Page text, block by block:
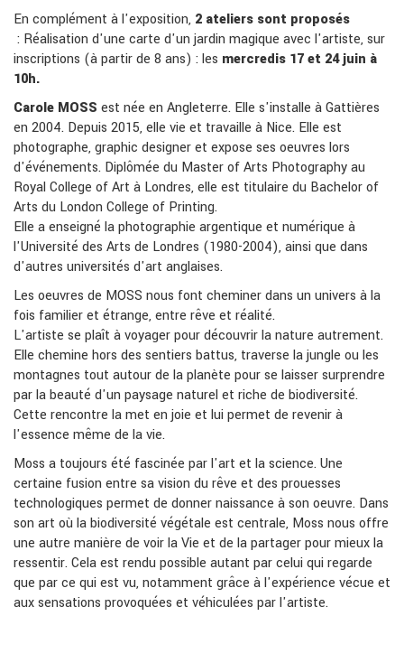
En complément à l'exposition, 2 ateliers sont proposés
: Réalisation d'une carte d'un jardin magique avec l'artiste, sur
inscriptions (à partir de 8 ans) : les mercredis 17 et 24 juin à
10h.
Carole MOSS est née en Angleterre. Elle s'installe à Gattières
en 2004. Depuis 2015, elle vie et travaille à Nice. Elle est
photographe, graphic designer et expose ses oeuvres lors
d'événements. Diplômée du Master of Arts Photography au
Royal College of Art à Londres, elle est titulaire du Bachelor of
Arts du London College of Printing.
Elle a enseigné la photographie argentique et numérique à
l'Université des Arts de Londres (1980-2004), ainsi que dans
d'autres universités d'art anglaises.
Les oeuvres de MOSS nous font cheminer dans un univers à la
fois familier et étrange, entre rêve et réalité.
L'artiste se plaît à voyager pour découvrir la nature autrement.
Elle chemine hors des sentiers battus, traverse la jungle ou les
montagnes tout autour de la planète pour se laisser surprendre
par la beauté d'un paysage naturel et riche de biodiversité.
Cette rencontre la met en joie et lui permet de revenir à
l'essence même de la vie.
Moss a toujours été fascinée par l'art et la science. Une
certaine fusion entre sa vision du rêve et des prouesses
technologiques permet de donner naissance à son oeuvre. Dans
son art où la biodiversité végétale est centrale, Moss nous offre
une autre manière de voir la Vie et de la partager pour mieux la
ressentir. Cela est rendu possible autant par celui qui regarde
que par ce qui est vu, notamment grâce à l'expérience vécue et
aux sensations provoquées et véhiculées par l'artiste.